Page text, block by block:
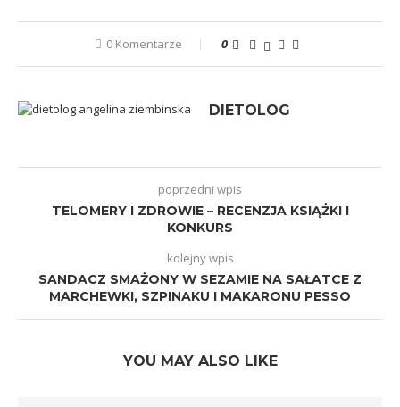
0 Komentarze 0
DIETOLOG
poprzedni wpis
TELOMERY I ZDROWIE – RECENZJA KSIĄŻKI I
KONKURS
kolejny wpis
SANDACZ SMAŻONY W SEZAMIE NA SAŁATCE Z
MARCHEWKI, SZPINAKU I MAKARONU PESSO
YOU MAY ALSO LIKE